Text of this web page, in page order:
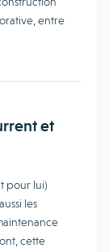
entre
et
pour lui)
les
cette